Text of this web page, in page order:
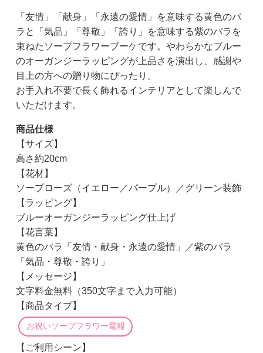
「友情」「献身」「永遠の愛情」を意味する黄色のバ
ラと「気品」「尊敬」「誇り」を意味する紫のバラを
束ねたソープフラワーブーケです。やわらかなブルー
のオーガンジーラッピングが上品さを演出し、感謝や
目上の方への贈り物にぴったり。
お手入れ不要で長く飾れるインテリアとして楽しんで
いただけます。
商品仕様
【サイズ】
高さ約20cm
【花材】
ソープローズ（イエロー／パープル）／グリーン装飾
【ラッピング】
ブルーオーガンジーラッピング仕上げ
【花言葉】
黄色のバラ「友情・献身・永遠の愛情」／紫のバラ
「気品・尊敬・誇り」
【メッセージ】
文字料金無料（350文字まで入力可能）
【商品タイプ】
お祝いソープフラワー電報
【ご利用シーン】